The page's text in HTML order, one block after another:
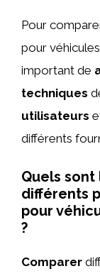
Pour
pour
important de
techniques
utilisateurs
différents
Quels
différents
pour
?
Comparer